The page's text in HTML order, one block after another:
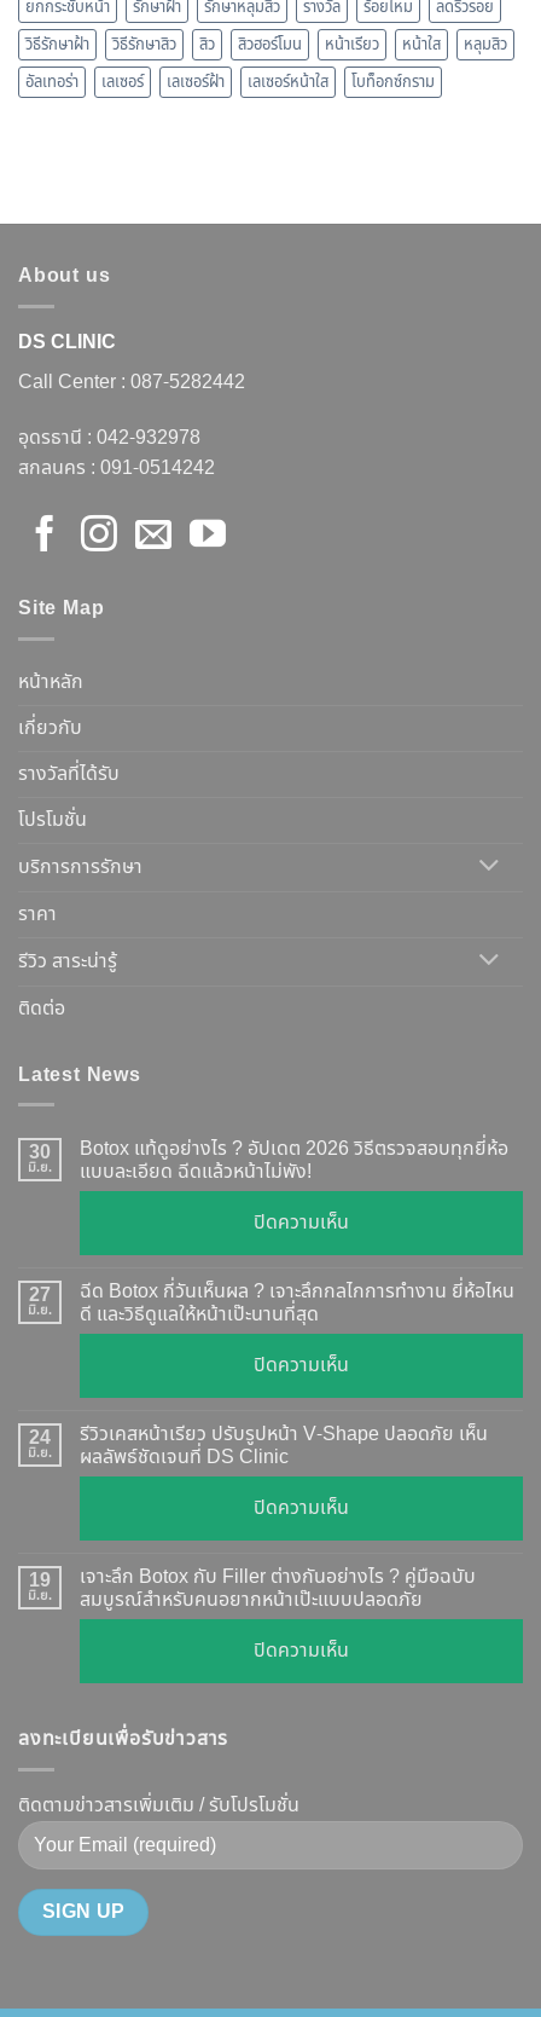
ยกกระชับหน้า
รักษาฝ้า รักษาหลุมสิว รางวัล ร้อยไหม
ลดริ้วรอย
วิธีรักษาฝ้า
วิธีรักษาสิว สิว สิวฮอร์โมน หน้าเรียว หน้าใส
หลุมสิว
อัลเทอร่า
เลเซอร์ เลเซอร์ฝ้า เลเซอร์หน้าใส โบท็อกซ์กราม
About us
DS CLINIC
Call Center : 087-5282442
อุดรธานี : 042-932978
สกลนคร : 091-0514242
Site Map
หน้าหลัก
เกี่ยวกับ
รางวัลที่ได้รับ
โปรโมชั่น
บริการการรักษา
ราคา
รีวิว สาระน่ารู้
ติดต่อ
Latest News
30
มิ.ย.
Botox แท้ดูอย่างไร ? อัปเดต 2026 วิธีตรวจสอบทุกยี่ห้อ
แบบละเอียด ฉีดแล้วหน้าไม่พัง!
ปิดความเห็น
Botox
แท้
อย่างไร
อัปเดต
2026
ยี่ห้อ
แบบ
27
มิ.ย.
ฉีด Botox กี่วันเห็นผล ? เจาะลึกกลไกการทำงาน ยี่ห้อไหน
ดี และวิธีดูแลให้หน้าเป๊ะนานที่สุด
ปิดความเห็น
ฉีด
Botox
วัน
ผล
?
เจาะ
ดี
วิธี
24
มิ.ย.
รีวิวเคสหน้าเรียว ปรับรูปหน้า V-Shape ปลอดภัย เห็น
ผลลัพธ์ชัดเจนที่ DS Clinic
ปิดความเห็น
รีวิว
เคส
หน้า
เรียว
รูป
ผลลัพธ์
19
มิ.ย.
เจาะลึก Botox กับ Filler ต่างกันอย่างไร ? คู่มือฉบับ
สมบูรณ์สำหรับคนอยากหน้าเป๊ะแบบปลอดภัย
ปิดความเห็น
เจาะ
ต่าง
ลงทะเบียนเพื่อรับข่าวสาร
ติดตามข่าวสารเพิ่มเติม / รับโปรโมชั่น